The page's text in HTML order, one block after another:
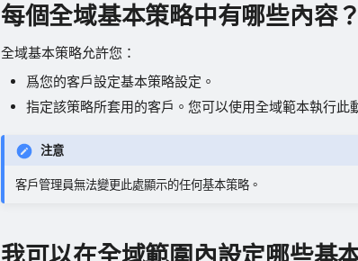
每個全域基本策略中有哪些內容？
全域基本策略允許您：
爲您的客戶設定基本策略設定。
指定該策略所套用的客戶。您可以使用全域範本執行此
注意
客戶管理員無法變更此處顯示的任何基本策略。
我可以在全域範圍內設定哪些基